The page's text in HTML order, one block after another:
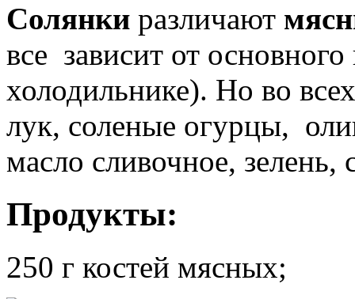
Солянки различают
все зависит от
холодильнике). Но во
лук, соленые огурцы,
масло сливочное,
Продукты:
250 г костей мясных;